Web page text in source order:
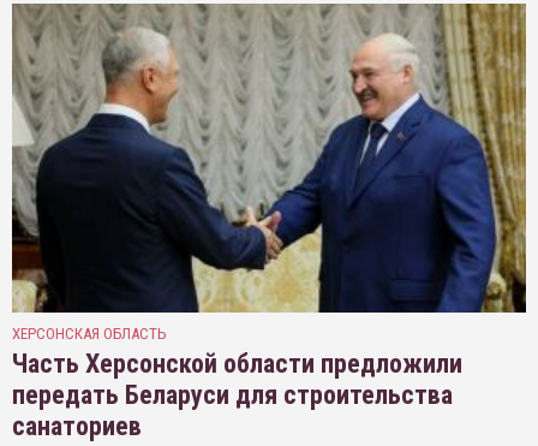
ХЕРСОНСКАЯ ОБЛАСТЬ
Часть Херсонской области предложили
передать Беларуси для строительства
санаториев